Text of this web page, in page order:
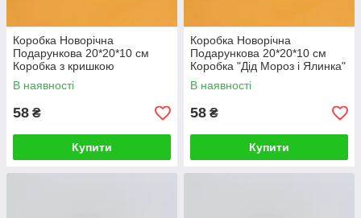
Коробка Новорічна
Подарункова 20*20*10 см
Коробка з кришкою
"Сніжинки"
В наявності
58 ₴
Купити
Коробка Новорічна
Подарункова 20*20*10 см
Коробка "Дід Мороз і Ялинка"
В наявності
58 ₴
Купити